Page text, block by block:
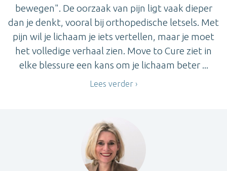
bewegen". De oorzaak van pijn ligt vaak dieper
dan je denkt, vooral bij orthopedische letsels. Met
pijn wil je lichaam je iets vertellen, maar je moet
het volledige verhaal zien. Move to Cure ziet in
elke blessure een kans om je lichaam beter ...
Lees verder